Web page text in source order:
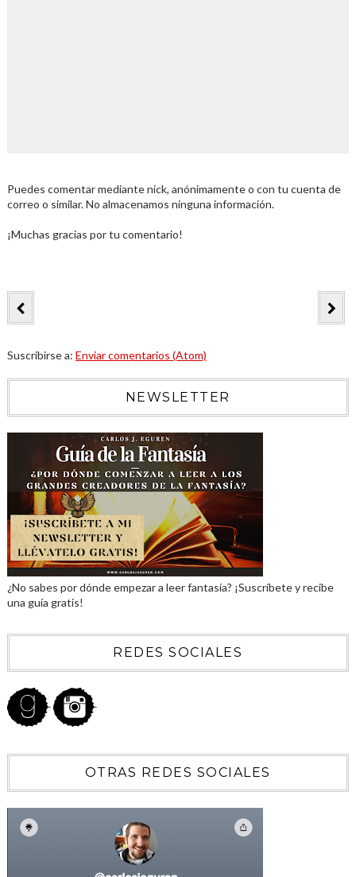
Puedes comentar mediante nick, anónimamente o con tu cuenta de
correo o similar. No almacenamos ninguna información.
¡Muchas gracias por tu comentario!
Suscribirse a: Enviar comentarios (Atom)
NEWSLETTER
¿No sabes por dónde empezar a leer fantasía? ¡Suscríbete y recibe
una guía gratis!
REDES SOCIALES
OTRAS REDES SOCIALES